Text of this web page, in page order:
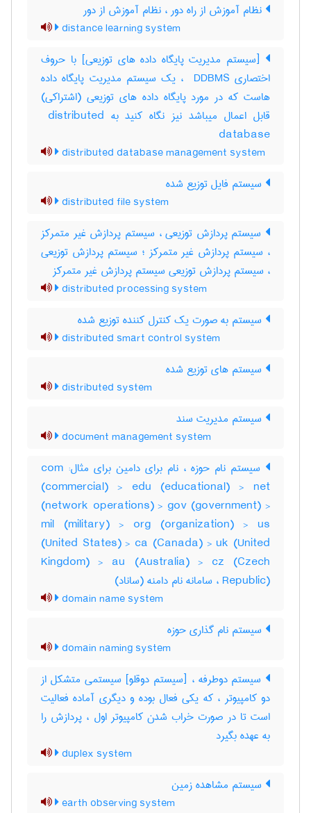
نظام آموزش از راه دور ، نظام آموزش از دور
distance learning system
[سیستم مدیریت پایگاه داده های توزیعی] با حروف
اختصاری ‎ DDBMS ، یک سیستم مدیریت پایگاه داده
هاست که در مورد پایگاه داده های توزیعی (اشتراکی)
قابل اعمال میباشد نیز نگاه کنید به ‎ distributed
database
distributed database management system
سیستم فایل توزیع شده
distributed file system
سیستم پردازش توزیعی ، سیستم پردازش غیر متمرکز
، سیستم پردازش غیر متمرکز ؛ سیستم پردازش توزیعی
، سیستم پردازش توزیعی سیستم پردازش غیر متمرکز
distributed processing system
سیستم به صورت یک کنترل کننده توزیع شده
distributed smart control system
سیستم های توزیع شده
distributed system
سیستم مدیریت سند
document management system
سیستم نام حوزه ، نام برای دامین برای مثال: com
(commercial) > edu (educational) > net
(network operations) > gov (government) >
mil (military) > org (organization) > us
(United States) > ca (Canada) > uk (United
Kingdom) > au (Australia) > cz (Czech
Republic) ، سامانه نام دامنه (ساناد)
domain name system
سیستم نام گذاری حوزه
domain naming system
سیستم دوطرفه ، [سیستم دوقلو] سیستمی متشکل از
دو کامپیوتر ، که یکی فعال بوده و دیگری آماده فعالیت
است تا در صورت خراب شدن کامپیوتر اول ، پردازش را
به عهده بگیرد
duplex system
سیستم مشاهده زمین
earth observing system